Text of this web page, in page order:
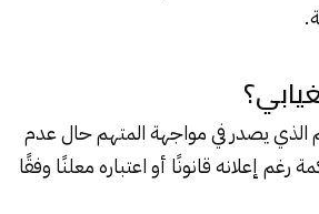
الذي يصدر في مواجهة المتهم حال عدم
إعلانه قانونًا أو اعتباره معلنًا وفقًا